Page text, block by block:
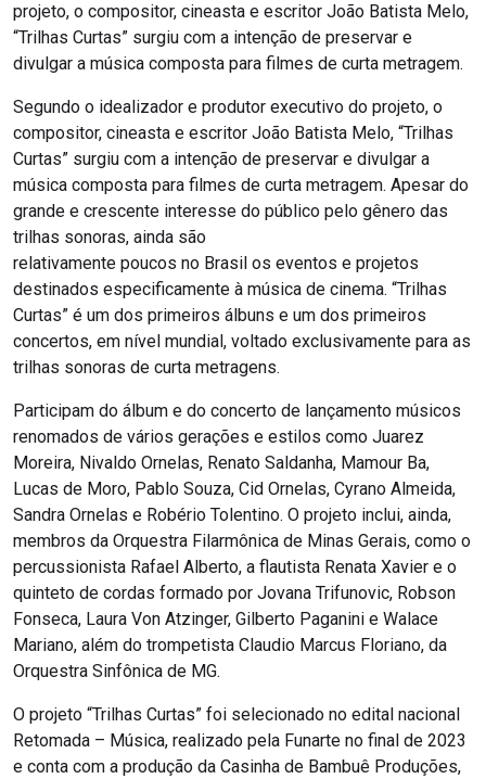
projeto, o compositor, cineasta e escritor João Batista Melo,
“Trilhas Curtas” surgiu com a intenção de preservar e
divulgar a música composta para filmes de curta metragem.
Segundo o idealizador e produtor executivo do projeto, o
compositor, cineasta e escritor João Batista Melo, “Trilhas
Curtas” surgiu com a intenção de preservar e divulgar a
música composta para filmes de curta metragem. Apesar do
grande e crescente interesse do público pelo gênero das
trilhas sonoras, ainda são
relativamente poucos no Brasil os eventos e projetos
destinados especificamente à música de cinema. “Trilhas
Curtas” é um dos primeiros álbuns e um dos primeiros
concertos, em nível mundial, voltado exclusivamente para as
trilhas sonoras de curta metragens.
Participam do álbum e do concerto de lançamento músicos
renomados de vários gerações e estilos como Juarez
Moreira, Nivaldo Ornelas, Renato Saldanha, Mamour Ba,
Lucas de Moro, Pablo Souza, Cid Ornelas, Cyrano Almeida,
Sandra Ornelas e Robério Tolentino. O projeto inclui, ainda,
membros da Orquestra Filarmônica de Minas Gerais, como o
percussionista Rafael Alberto, a flautista Renata Xavier e o
quinteto de cordas formado por Jovana Trifunovic, Robson
Fonseca, Laura Von Atzinger, Gilberto Paganini e Walace
Mariano, além do trompetista Claudio Marcus Floriano, da
Orquestra Sinfônica de MG.
O projeto “Trilhas Curtas” foi selecionado no edital nacional
Retomada – Música, realizado pela Funarte no final de 2023
e conta com a produção da Casinha de Bambuê Produções,